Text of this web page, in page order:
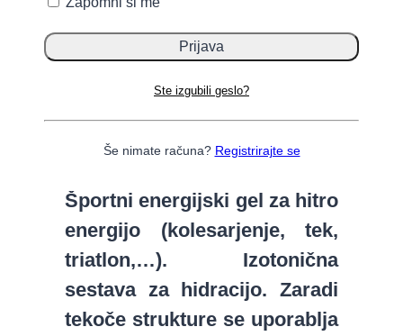
€Cenovni
razpon: od 9,95 € do
33,83 €
Športni energijski gel za hitro
energijo (kolesarjenje, tek,
triatlon,…). Izotonična
sestava za hidracijo. Zaradi
tekoče strukture se uporablja
Ste izgubili geslo?
Še nimate računa? Registrirajte se